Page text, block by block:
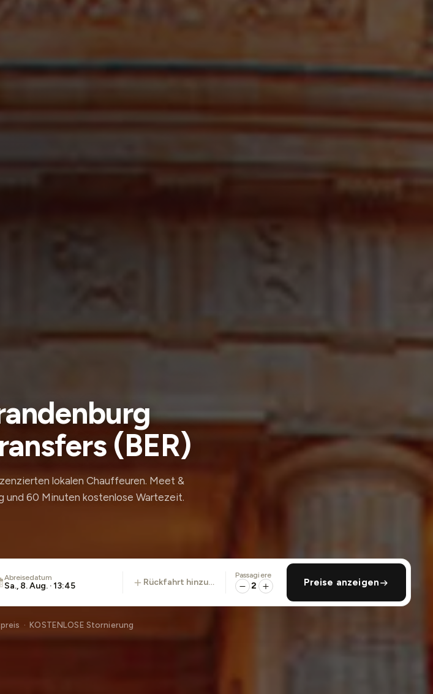
(BER)
lokalen Chauffeuren. Meet &
und 60 Minuten kostenlose Wartezeit.
Abreisedatum
Sa., 8. Aug. · 13:45 rückfahrt hinzufügen
Passagiere
2 Preise anzeigen
· KOSTENLOSE Stornierung